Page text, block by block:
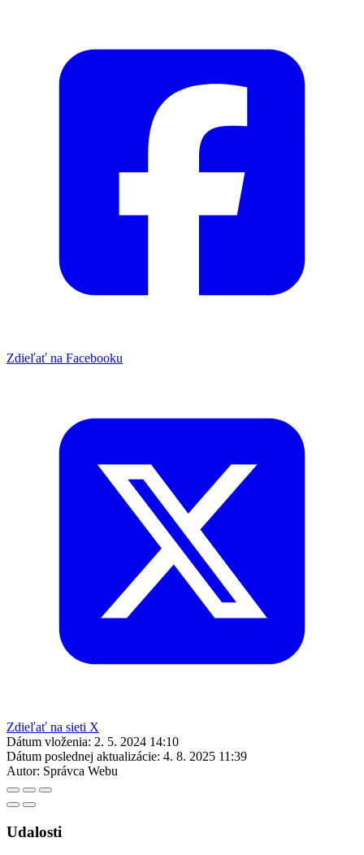
Zdieľať na Facebooku
Zdieľať na sieti X
Dátum vloženia: 2. 5. 2024 14:10
Dátum poslednej aktualizácie: 4. 8. 2025 11:39
Autor: Správca Webu
Udalosti